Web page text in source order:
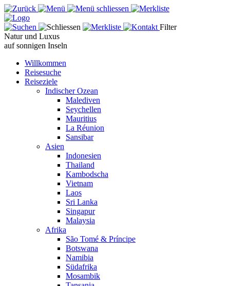
Filter
Natur und Luxus
auf sonnigen Inseln
Willkommen
Reisesuche
Reiseziele
Indischer Ozean
Malediven
Seychellen
Mauritius
La Réunion
Sansibar
Asien
Indonesien
Thailand
Kambodscha
Vietnam
Laos
Sri Lanka
Singapur
Malaysia
Afrika
São Tomé & Príncipe
Botswana
Namibia
Südafrika
Mosambik